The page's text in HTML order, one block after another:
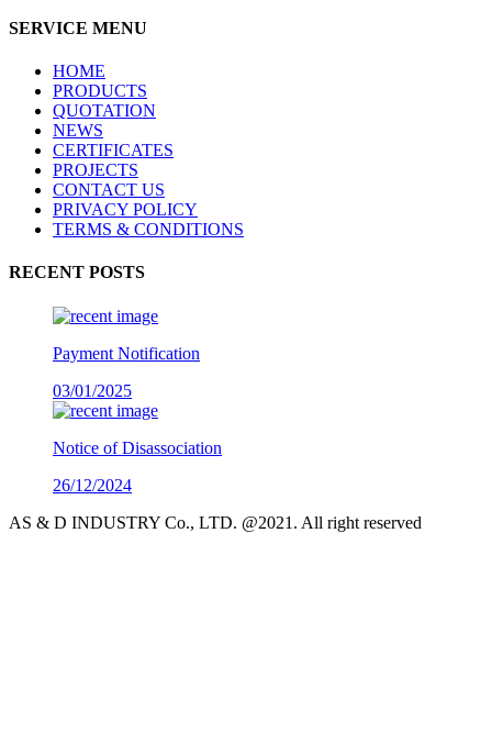
SERVICE MENU
HOME
PRODUCTS
QUOTATION
NEWS
CERTIFICATES
PROJECTS
CONTACT US
PRIVACY POLICY
TERMS & CONDITIONS
RECENT POSTS
Payment Notification
03/01/2025
Notice of Disassociation
26/12/2024
AS & D INDUSTRY Co., LTD. @2021. All right reserved